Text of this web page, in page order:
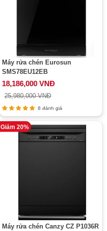
Máy rửa chén Eurosun
SMS78EU12EB
18,186,000 VNĐ
25,980,000 VNĐ
8 đánh giá
Giảm 20%
Máy rửa chén Canzy CZ P1036R